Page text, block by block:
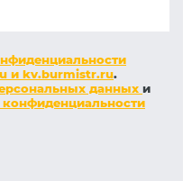
и kv.burmistr.ru.
данных и